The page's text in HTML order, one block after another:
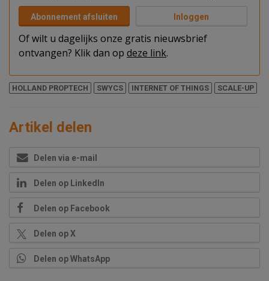
Abonnement afsluiten Inloggen
Of wilt u dagelijks onze gratis nieuwsbrief
ontvangen? Klik dan op deze link.
HOLLAND PROPTECH SWYCS INTERNET OF THINGS SCALE-UP
Artikel delen
Delen via e-mail
Delen op LinkedIn
Delen op Facebook
Delen op X
Delen op WhatsApp